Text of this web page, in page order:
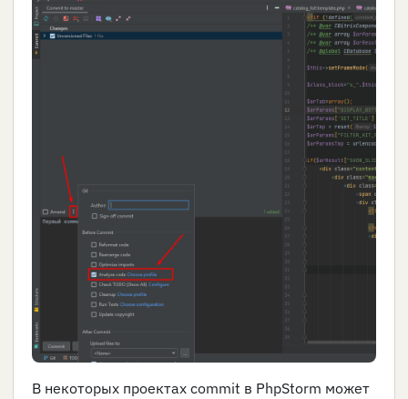
В некоторых проектах commit в PhpStorm может